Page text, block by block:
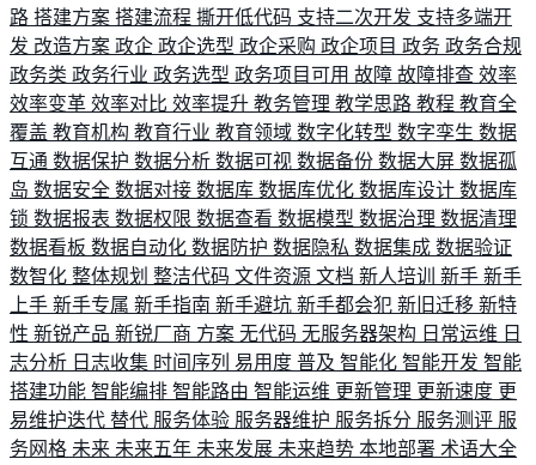
路 搭建方案 搭建流程 撕开低代码 支持二次开发 支持多端开
发 改造方案 政企 政企选型 政企采购 政企项目 政务 政务合规
政务类 政务行业 政务选型 政务项目可用 故障 故障排查 效率
效率变革 效率对比 效率提升 教务管理 教学思路 教程 教育全
覆盖 教育机构 教育行业 教育领域 数字化转型 数字孪生 数据
互通 数据保护 数据分析 数据可视 数据备份 数据大屏 数据孤
岛 数据安全 数据对接 数据库 数据库优化 数据库设计 数据库
锁 数据报表 数据权限 数据查看 数据模型 数据治理 数据清理
数据看板 数据自动化 数据防护 数据隐私 数据集成 数据验证
数智化 整体规划 整洁代码 文件资源 文档 新人培训 新手 新手
上手 新手专属 新手指南 新手避坑 新手都会犯 新旧迁移 新特
性 新锐产品 新锐厂商 方案 无代码 无服务器架构 日常运维 日
志分析 日志收集 时间序列 易用度 普及 智能化 智能开发 智能
搭建功能 智能编排 智能路由 智能运维 更新管理 更新速度 更
易维护迭代 替代 服务体验 服务器维护 服务拆分 服务测评 服
务网格 未来 未来五年 未来发展 未来趋势 本地部署 术语大全